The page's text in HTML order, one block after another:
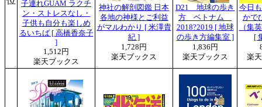
子連れGUAM ラクチ
ン・ストレスなし・
子供も自分も楽しめ
るいちば [ 高橋香奈子
]
1,512円
楽天ブックス
神社の解剖図鑑 日本
各地の神様とご利益
がマルわかり [ 米澤貴
紀 ]
1,728円
楽天ブックス
D21 地球の歩き
方 ベトナム
2018?2019 [ 地球
の歩き方編集室 ]
1,836円
楽天ブックス
今日
かで
（集
[
楽